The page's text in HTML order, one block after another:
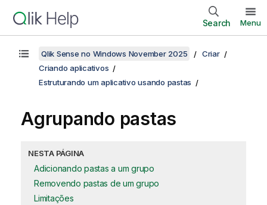
Search Menu
Qlik Sense no Windows November 2025
Criar
Criando aplicativos
Estruturando um aplicativo usando pastas
Agrupando pastas
NESTA PÁGINA
Adicionando pastas a um grupo
Removendo pastas de um grupo
Limitações